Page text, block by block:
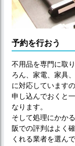
予約を行おう
不用品を専門に取
ろん、家電、家具
に対応しています
申し込んでおくと
なります。
そして処理にかか
阪での評判はよく
くれる業者を選ん